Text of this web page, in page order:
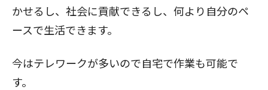
かせるし、社会に貢献できるし、何より自分のペ
ースで生活できます。
今はテレワークが多いので自宅で作業も可能で
す。